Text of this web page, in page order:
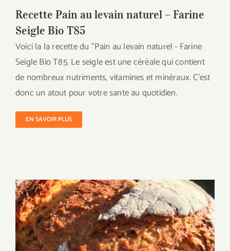
Recette Pain au levain naturel – Farine
Seigle Bio T85
Voici la la recette du "Pain au levain naturel - Farine
Seigle Bio T85. Le seigle est une céréale qui contient
de nombreux nutriments, vitamines et minéraux. C'est
donc un atout pour votre sante au quotidien.
EN SAVOIR PLUS
Recette Pain au levain naturel – Farine
semi complète de Khorasan Bio